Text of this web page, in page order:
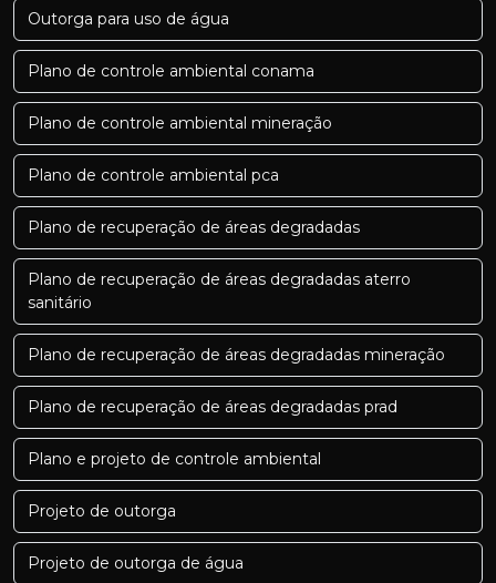
Outorga para uso de água
Plano de controle ambiental conama
Plano de controle ambiental mineração
Plano de controle ambiental pca
Plano de recuperação de áreas degradadas
Plano de recuperação de áreas degradadas aterro
sanitário
Plano de recuperação de áreas degradadas mineração
Plano de recuperação de áreas degradadas prad
Plano e projeto de controle ambiental
Projeto de outorga
Projeto de outorga de água